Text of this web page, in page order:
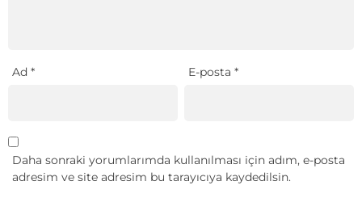
Ad * E-posta*
Daha sonraki yorumlarımda kullanılması için adım, e-posta
adresim ve site adresim bu tarayıcıya kaydedilsin.